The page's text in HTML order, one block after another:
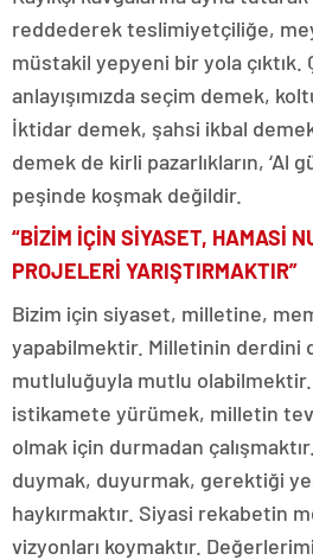
reddederek teslimiyetçiliğe,
müstakil yepyeni bir yola
anlayışımızda seçim demek,
İktidar demek, şahsi ikbal
demek de kirli pazarlıkların, ‘Al
peşinde koşmak değildir.
“BİZİM İÇİN SİYASET, HAMASİ
PROJELERİ YARIŞTIRMAKTIR”
Bizim için siyaset, milletine,
yapabilmektir. Milletinin derdini
mutluluğuyla mutlu
istikamete yürümek, milletin
olmak için durmadan
duymak, duyurmak, gerektiği
haykırmaktır. Siyasi rekabetin
vizyonları koymaktır.